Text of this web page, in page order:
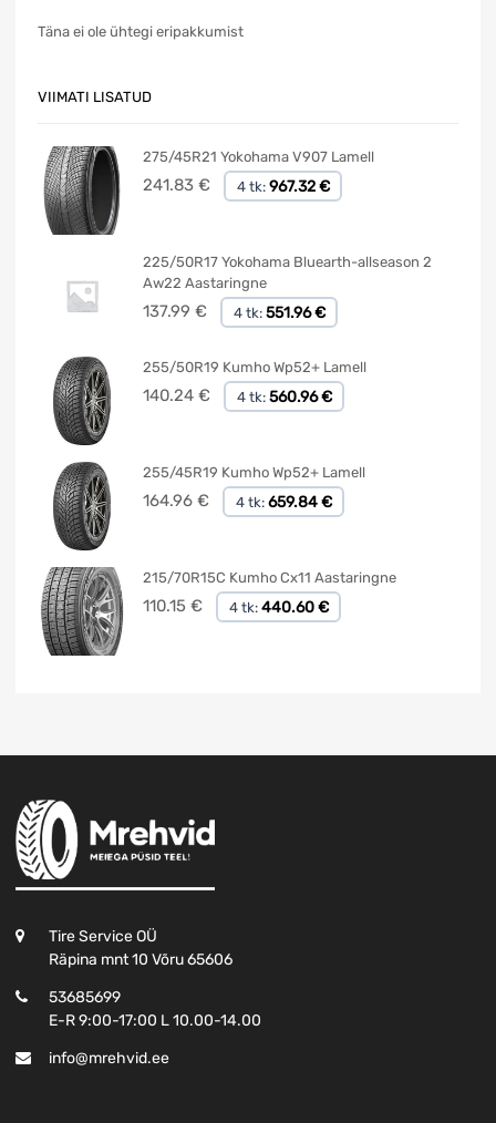
Täna ei ole ühtegi eripakkumist
VIIMATI LISATUD
275/45R21 Yokohama V907 Lamell
241.83 € 4 tk: 967.32 €
225/50R17 Yokohama Bluearth-allseason 2
Aw22 Aastaringne
137.99 € 4 tk: 551.96 €
255/50R19 Kumho Wp52+ Lamell
140.24 € 4 tk: 560.96 €
255/45R19 Kumho Wp52+ Lamell
164.96 € 4 tk: 659.84 €
215/70R15C Kumho Cx11 Aastaringne
110.15 € 4 tk: 440.60 €
Tire Service OÜ
Räpina mnt 10 Võru 65606
53685699
E-R 9:00-17:00 L 10.00-14.00
info@mrehvid.ee